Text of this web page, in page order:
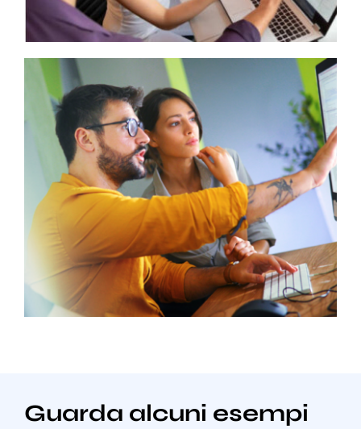
Guarda alcuni esempi